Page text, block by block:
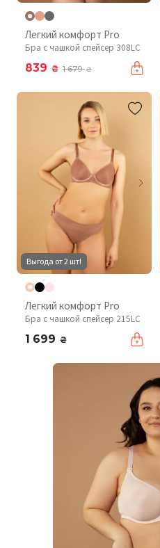
Легкий комфорт Pro
Бра с чашкой спейсер 308LC
839 ₴ 1 679₴
Выгода от 2 шт!
Легкий комфорт Pro
Бра с чашкой спейсер 215LC
1 699 ₴